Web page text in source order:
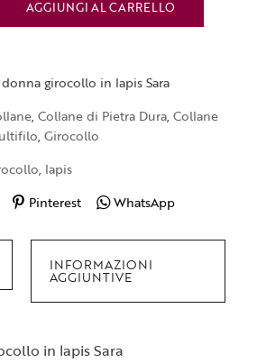
AGGIUNGI AL CARRELLO
girocollo in lapis Sara
, Collane di Pietra Dura, Collane
, Girocollo
, lapis
Pinterest WhatsApp
INFORMAZIONI
AGGIUNTIVE
in lapis Sara